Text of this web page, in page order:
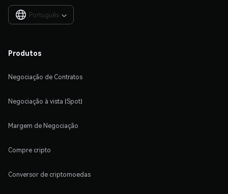
Português 
Produtos
Negociação de Contratos
Negociação à vista (Spot)
Margem de Negociação
Compre cripto
Conversor de criptomoedas